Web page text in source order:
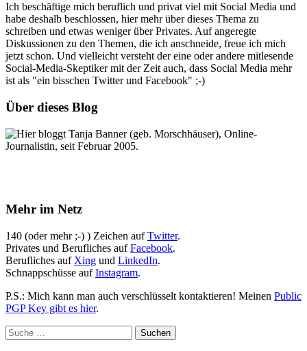
Ich beschäftige mich beruflich und privat viel mit Social Media und
habe deshalb beschlossen, hier mehr über dieses Thema zu
schreiben und etwas weniger über Privates. Auf angeregte
Diskussionen zu den Themen, die ich anschneide, freue ich mich
jetzt schon. Und vielleicht versteht der eine oder andere mitlesende
Social-Media-Skeptiker mit der Zeit auch, dass Social Media mehr
ist als "ein bisschen Twitter und Facebook" ;-)
Über dieses Blog
Hier bloggt Tanja Banner (geb. Morschhäuser), Online-
Journalistin, seit Februar 2005.
Mehr im Netz
140 (oder mehr ;-) ) Zeichen aufTwitter.
Privates und Berufliches aufFacebook.
Berufliches auf Xing und LinkedIn.
Schnappschüsse aufInstagram.
P.S.: Mich kann man auch verschlüsselt kontaktieren! Meinen Public
PGP Key gibt es hier.